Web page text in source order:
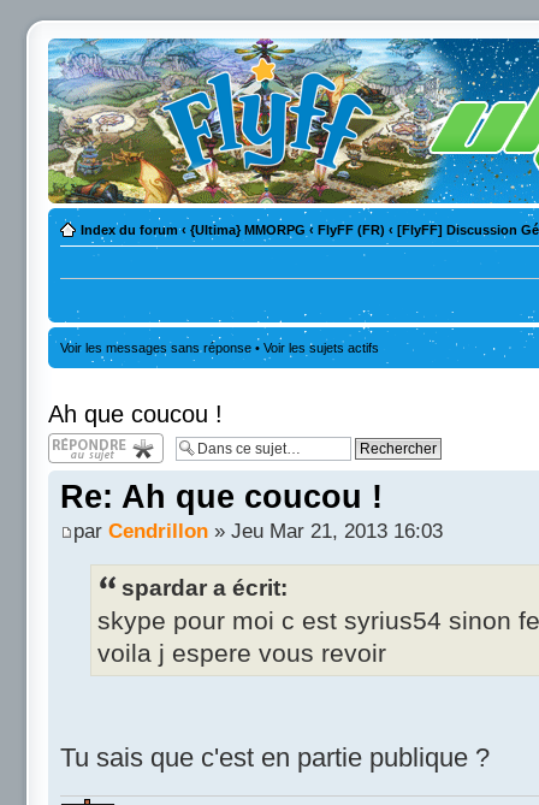
Index du forum ‹ {Ultima} MMORPG ‹ FlyFF (FR) ‹ [FlyFF] Discussion
Voir les messages sans réponse • Voir les sujets actifs
Ah que coucou !
Répondre
Re: Ah que coucou !
par Cendrillon » Jeu Mar 21, 2013 16:03
spardar a écrit:
skype pour moi c est syrius54 sinon
voila j espere vous revoir
Tu sais que c'est en partie publique ?